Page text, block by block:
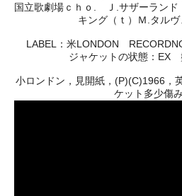
国立歌劇場ｃｈｏ. Ｊ.サザーランド
キング（ｔ）Ｍ.タルヴ
LABEL：米LONDON
ジャケットの状態：EX
小ロンドン，見開紙，(P)(C)1966，
ケット多少傷